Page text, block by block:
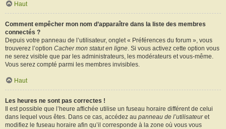
Haut
Comment empêcher mon nom d’apparaître dans la liste des membres
connectés ?
Depuis votre panneau de l’utilisateur, onglet « Préférences du forum », vous
trouverez l’option Cacher mon statut en ligne. Si vous activez cette option vous
ne serez visible que par les administrateurs, les modérateurs et vous-même.
Vous serez compté parmi les membres invisibles.
Haut
Les heures ne sont pas correctes !
Il est possible que l’heure affichée utilise un fuseau horaire différent de celui
dans lequel vous êtes. Dans ce cas, accédez au panneau de l’utilisateuret
modifiez le fuseau horaire afin qu’il corresponde à la zone où vous vous